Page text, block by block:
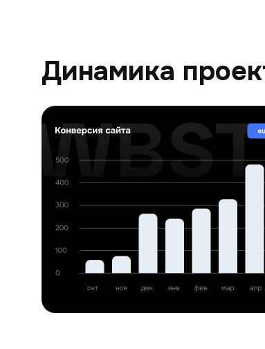
Динамика